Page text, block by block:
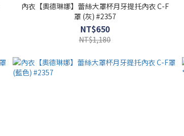
內衣【奧德琳娜】蕾絲大罩杯月牙提托內衣 C-F
罩 (灰) #2357
NT$650
NT$1,180